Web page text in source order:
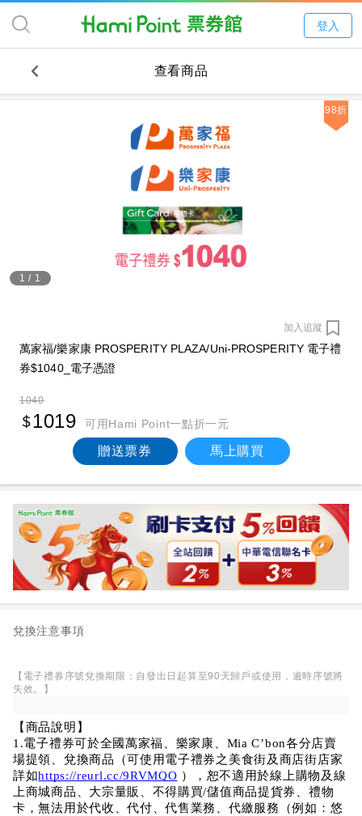
登入
查看商品
1 / 1
98折
加入追蹤
萬家福/樂家康 PROSPERITY PLAZA/Uni-PROSPERITY 電子禮
券$1040_電子憑證
1040
1019 可用Hami Point一點折一元
贈送票券 馬上購買
兌換注意事項
【電子禮券序號兌換期限：自發出日起算至90天歸戶或使用，逾時序號將
失效。】
【商品說明】
1.電子禮券可於全國萬家福、樂家康、Mia C’bon各分店賣
場提領、兌換商品（可使用電子禮券之美食街及商店街店家
詳如https://reurl.cc/9RVMQO ），恕不適用於線上購物及線
上商城商品、大宗量販、不得購買/儲值商品提貨券、禮物
卡，無法用於代收、代付、代售業務、代繳服務（例如：悠